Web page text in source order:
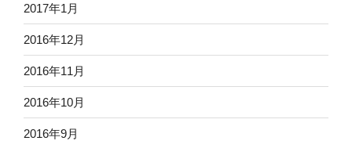
2017年1月
2016年12月
2016年11月
2016年10月
2016年9月